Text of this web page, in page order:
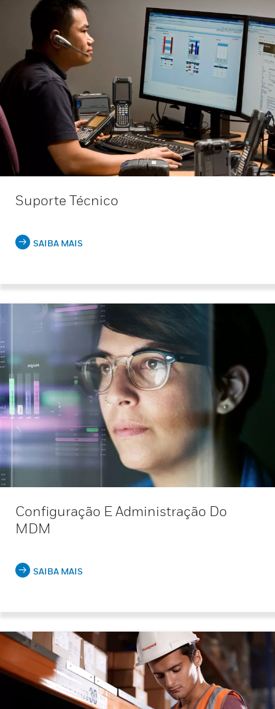
Suporte Técnico
SAIBA MAIS
Configuração E Administração Do
MDM
SAIBA MAIS